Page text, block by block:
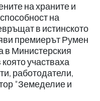
на храните и
на
в истинското
премиерът Румен
в Министерския
участваха
работодатели,
"Земеделие и